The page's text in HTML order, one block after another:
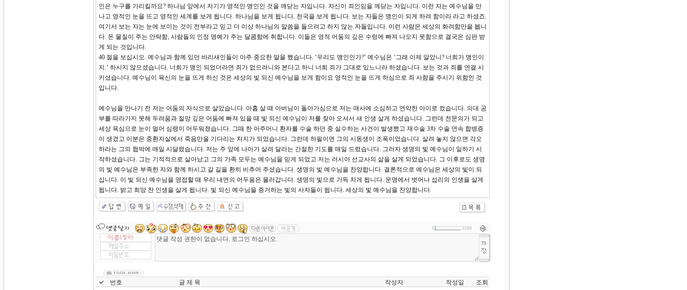
인은 누구를 가리킬까요? 하나님 앞에서 자기가 영적인 맹인인 것을 깨닫는 자입니다. 자신이 죄인임을 깨닫는 자입니다. 이런 자는 예수님을 만
나고 영적인 눈을 뜨고 영적인 세계를 보게 됩니다. 하나님을 보게 됩니다. 천국을 보게 됩니다. 보는 자들은 맹인이 되게 하려 함이라.라고 하셨죠.
여기서 보는 자는 눈에 보이는 것이 전부라고 믿고 더 이상 하나님의 말씀을 들으려고 하지 않는 자들입니다. 이런 사람은 세상의 화려함만을 봅니
다. 돈 물질이 주는 안락함, 사람들의 인정 명예가 주는 달콤함에 취합니다. 이들은 영적 어둠의 깊은 수렁에 빠져 나오지 못함으로 결국은 심판 받
게 되는 것입니다.
40 절을 보십시오. 예수님과 함께 있던 바리새인들이 아주 중요한 말을 했습니다. ‘우리도 맹인인가?’ 예수님은 ‘그래 이제 알았니? 너희가 맹인이
지.’ 하시지 않으셨습니다. 너희가 맹인 되었더라면 죄가 없으려니와 본다고 하니 너희 죄가 그대로 있느니라 하셨습니다. 보는 것과 죄를 연결 시
키셨습니다. 예수님이 육신의 눈을 뜨게 하신 것은 세상의 빛 되신 예수님을 보게 함이요 영적인 눈을 뜨게 하심으로 죄 사함을 주시기 위함인 것
입니다.
예수님을 만나기 전 저는 어둠의 자식으로 살았습니다. 아홉 살 때 아버님이 돌아가심으로 저는 매사에 소심하고 연약한 아이로 컸습니다. 의대 공
부를 따라가지 못해 두려움과 절망 깊은 어둠에 빠져 있을 때 빛 되신 예수님이 저를 찾아 오셔서 새 인생 살게 하셨습니다. 그런데 전문의가 되고
세상 욕심으로 눈이 멀어 심령이 어두워졌습니다. 그때 한 아주머니 환자를 수술 하던 중 실수하는 사건이 발생했고 재수술 3차 수술 연속 합병증
이 생겼고 이분은 중환자실에서 죽음만을 기다리는 처지가 되었습니다. 그런데 하필이면 그의 시동생이 조폭이었습니다. 살려 놓지 않으면 각오
하라는 그의 협박에 매일 시달렸습니다. 저는 주 앞에 나아가 살려 달라는 간절한 기도를 매일 드렸습니다. 그러자 생명의 빛 예수님이 일하기 시
작하셨습니다. 그는 기적적으로 살아났고 그의 가족 모두는 예수님을 믿게 되었고 저는 러시아 선교사의 삶을 살게 되었습니다. 그 이후로도 생명
의 빛 예수님은 부족한 자와 함께 하시고 갈 길을 환히 비추어 주셨습니다. 생명의 빛 예수님을 찬양합니다. 결론적으로 예수님은 세상의 빛이 되
십니다. 이 빛 되신 예수님을 영접할 때 우리 내면의 어두움은 물러갑니다. 생명의 빛으로 가득 차게 됩니다. 운명에서 벗어나 섭리의 인생을 살게
됩니다. 밝고 희망 찬 인생을 살게 됩니다. 빛 되신 예수님을 증거하는 빛의 사자들이 됩니다. 세상의 빛 예수님을 찬양합니다.
0 3500
번호 글 제 목 작성자 작성일 조회